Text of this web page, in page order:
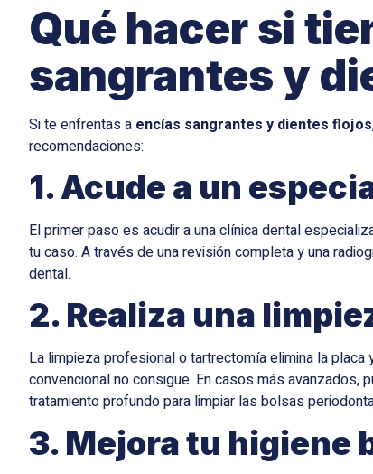
Qué hacer si
sangrantes y
Si te enfrentas a encías sangrantes y dientes flojos
recomendaciones:
1. Acude a un
El primer paso es acudir a una clínica dental
tu caso. A través de una revisión completa y una
dental.
2. Realiza una
La limpieza profesional o tartrectomía elimina la
convencional no consigue. En casos más avanzados,
tratamiento profundo para limpiar las bolsas
3. Mejora tu higiene